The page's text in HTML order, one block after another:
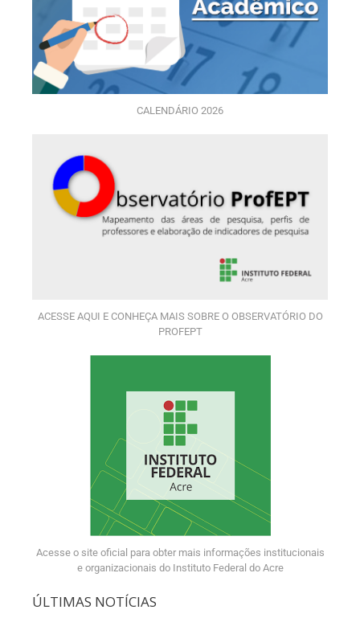
CALENDÁRIO 2026
ACESSE AQUI E CONHEÇA MAIS SOBRE O OBSERVATÓRIO DO
PROFEPT
Acesse o site oficial para obter mais informações institucionais
e organizacionais do Instituto Federal do Acre
ÚLTIMAS NOTÍCIAS